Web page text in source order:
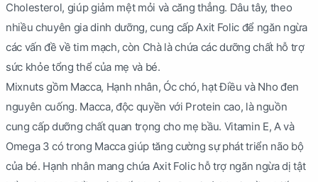
Cholesterol, giúp giảm mệt mỏi và căng thẳng. Dâu tây, theo
nhiều chuyên gia dinh dưỡng, cung cấp Axit Folic để ngăn ngừa
các vấn đề về tim mạch, còn Chà là chứa các dưỡng chất hỗ trợ
sức khỏe tổng thể của mẹ và bé.
Mixnuts gồm Macca, Hạnh nhân, Óc chó, hạt Điều và Nho đen
nguyên cuống. Macca, độc quyền với Protein cao, là nguồn
cung cấp dưỡng chất quan trọng cho mẹ bầu. Vitamin E, A và
Omega 3 có trong Macca giúp tăng cường sự phát triển não bộ
của bé. Hạnh nhân mang chứa Axit Folic hỗ trợ ngăn ngừa dị tật